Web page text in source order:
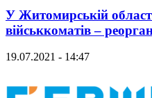
У Житомирській
військкоматів –
19.07.2021 - 14:47